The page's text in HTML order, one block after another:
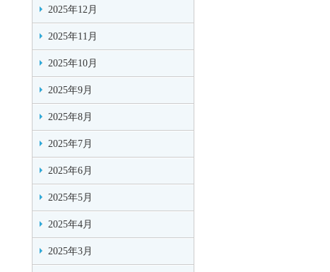
2025年12月
2025年11月
2025年10月
2025年9月
2025年8月
2025年7月
2025年6月
2025年5月
2025年4月
2025年3月